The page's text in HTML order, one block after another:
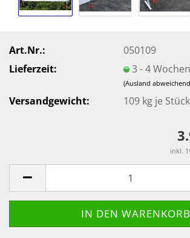
Art.Nr.:
050109
Lieferzeit:
3 - 4 Wochen
(Ausland
Versandgewicht: 109 kg je Stück
inkl.